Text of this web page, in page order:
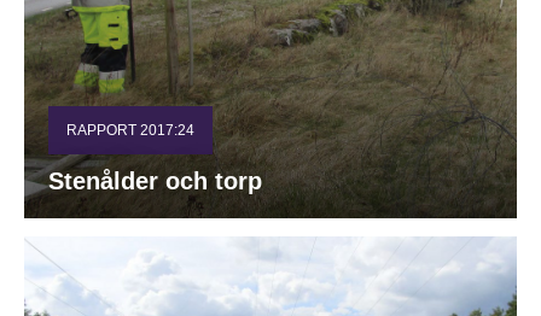
RAPPORT 2017:24
Stenålder och torp